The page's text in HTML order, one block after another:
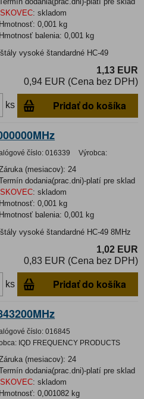
: skladom
Hmotnosť:0,001 kg
Hmotnosť balenia:0,001 kg
vysoké štandardné HC-49
1,13 EUR
0,94 EUR (Cena bez DPH)
ks Pridať do košíka
číslo: 016339 Výrobca:
(mesiacov): 24
dodania(prac.dni)-platí pre sklad
: skladom
Hmotnosť:0,001 kg
Hmotnosť balenia:0,001 kg
vysoké štandardné HC-49 8MHz
1,02 EUR
0,83 EUR (Cena bez DPH)
ks Pridať do košíka
číslo: 016845
IQD FREQUENCY PRODUCTS
(mesiacov): 24
dodania(prac.dni)-platí pre sklad
: skladom
Hmotnosť:0,001082 kg